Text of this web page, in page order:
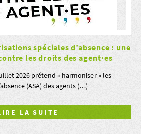
spéciales d’absence : une
les droits des agent·es
2026 prétend « harmoniser » les
(ASA) des agents (…)
LA SUITE